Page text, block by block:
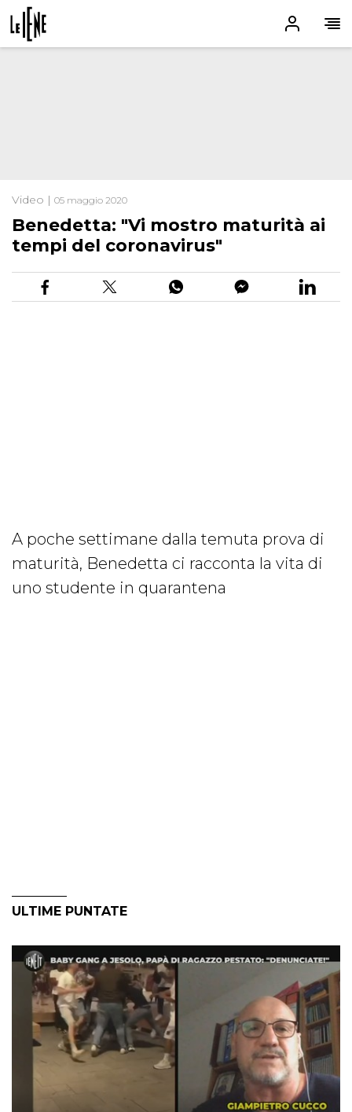
Video | 05 maggio 2020
Benedetta: "Vi mostro maturità ai
tempi del coronavirus"
A poche settimane dalla temuta prova di
maturità, Benedetta ci racconta la vita di
uno studente in quarantena
ULTIME PUNTATE